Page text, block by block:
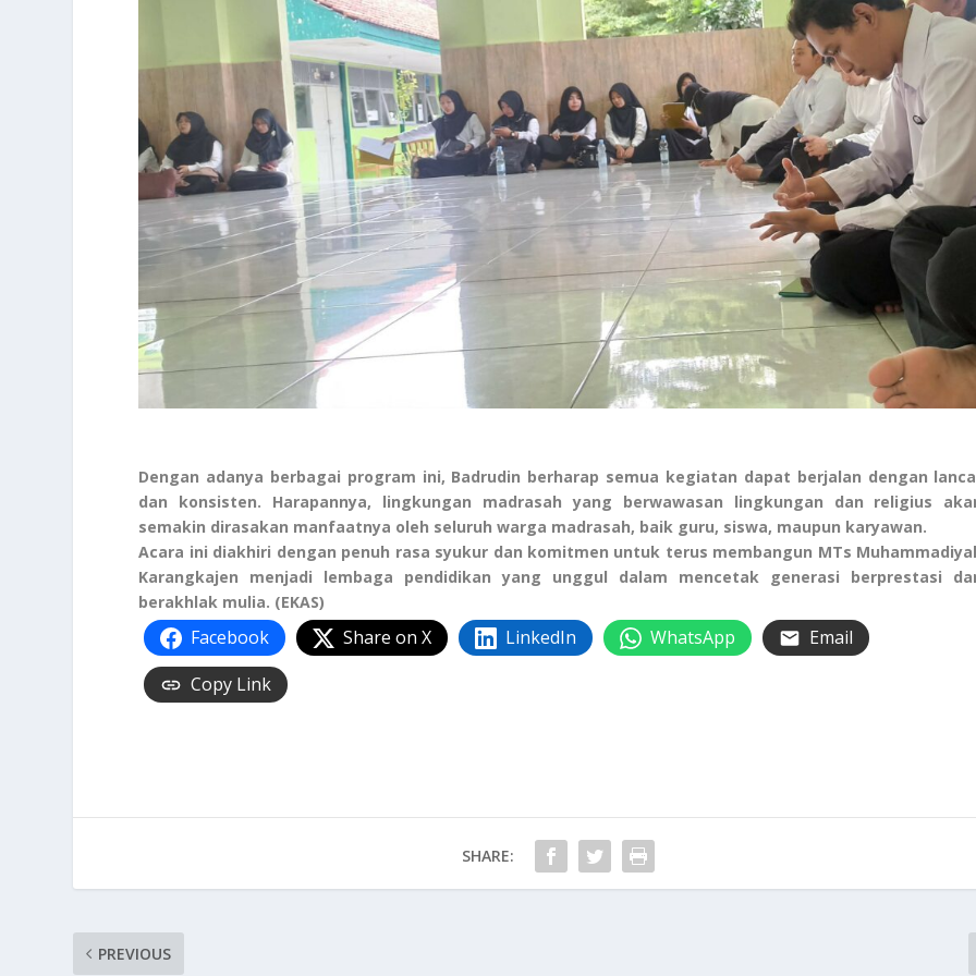
Dengan adanya berbagai program ini, Badrudin berharap semua kegiatan dapat berjalan dengan
dan konsisten. Harapannya, lingkungan madrasah yang berwawasan lingkungan dan religius
semakin dirasakan manfaatnya oleh seluruh warga madrasah, baik guru, siswa, maupun karyawan.
Acara ini diakhiri dengan penuh rasa syukur dan komitmen untuk terus membangun MTs
Karangkajen menjadi lembaga pendidikan yang unggul dalam mencetak generasi berprestasi
berakhlak mulia. (EKAS)
Facebook Share on X LinkedIn WhatsApp
Email
Copy Link
SHARE:
PREVIOUS